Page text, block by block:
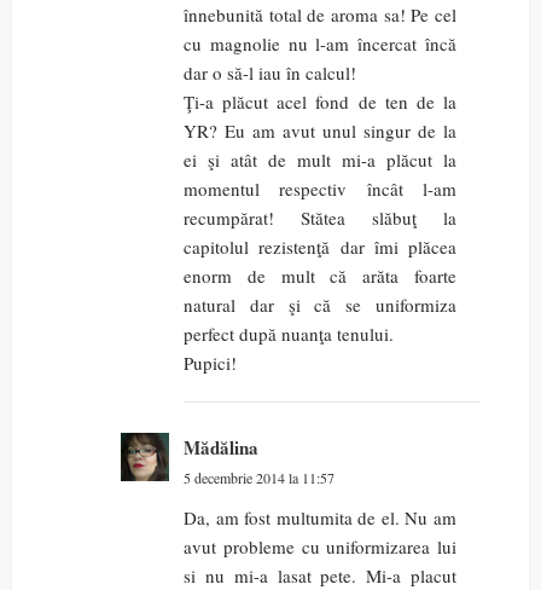
înnebunită total de aroma sa! Pe cel
cu magnolie nu l-am încercat încă
dar o să-l iau în calcul!
Ţi-a plăcut acel fond de ten de la
YR? Eu am avut unul singur de la
ei şi atât de mult mi-a plăcut la
momentul respectiv încât l-am
recumpărat! Stătea slăbuţ la
capitolul rezistenţă dar îmi plăcea
enorm de mult că arăta foarte
natural dar şi că se uniformiza
perfect după nuanţa tenului.
Pupici!
Mădălina
5 decembrie 2014 la 11:57
Da, am fost multumita de el. Nu am
avut probleme cu uniformizarea lui
si nu mi-a lasat pete. Mi-a placut